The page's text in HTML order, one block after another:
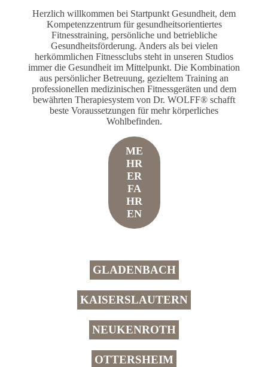
Herzlich willkommen bei Startpunkt Gesundheit, dem
Kompetenzzentrum für gesundheitsorientiertes
Fitnesstraining, persönliche und betriebliche
Gesundheitsförderung. Anders als bei vielen
herkömmlichen Fitnessclubs steht in unseren Studios
immer die Gesundheit im Mittelpunkt. Die Kombination
aus persönlicher Betreuung, gezieltem Training an
professionellen medizinischen Fitnessgeräten und dem
bewährten Therapiesystem von Dr. WOLFF® schafft
beste Voraussetzungen für mehr körperliches
Wohlbefinden.
ME
HR
ER
FA
HR
EN
GLADENBACH
KAISERSLAUTERN
NEUKENROTH
OTTERSHEIM